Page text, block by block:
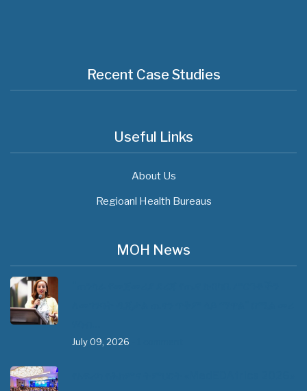
Recent Case Studies
Useful Links
About Us
Regioanl Health Bureaus
MOH News
July 09, 2026